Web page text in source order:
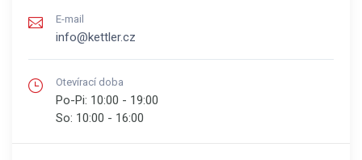
E-mail
info@kettler.cz
Otevírací doba
Po-Pi: 10:00 - 19:00
So: 10:00 - 16:00